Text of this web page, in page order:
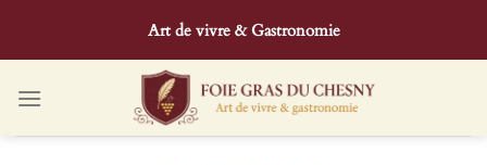
contenu
Art de vivre & Gastronomie